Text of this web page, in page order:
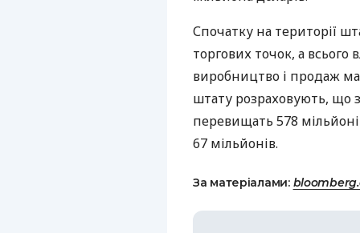
Спочатку на території
торгових точок, а всього
виробництво і продаж
штату розраховують, що
перевищать 578
67 мільйонів.
За матеріалами: